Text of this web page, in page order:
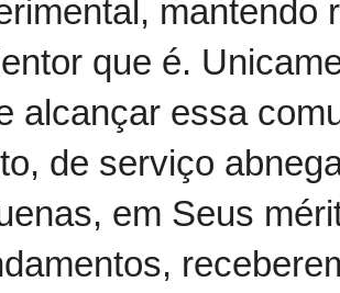
mantendo
que é.
alcançar essa
de serviço
em Seus